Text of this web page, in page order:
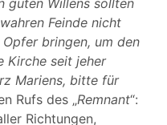
guten Willens sollten
Feinde nicht
bringen, um den
Kirche seit jeher
Mariens, bitte für
Rufs des „Remnant“:
Richtungen,